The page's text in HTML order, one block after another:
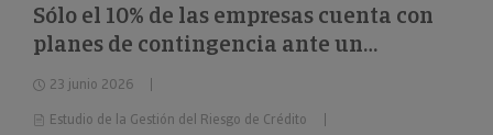
Sólo el 10% de las empresas cuenta con
planes de contingencia ante un
deterioro repentino de la situación
económica
23 junio 2026
Estudio de la Gestión del Riesgo de Crédito